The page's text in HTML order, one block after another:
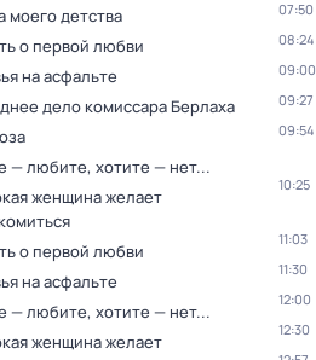
моего детства
о первой любви
на асфальте
дело комиссара Берлаха
— любите, хотите — нет...
женщина желает
о первой любви
на асфальте
— любите, хотите — нет...
женщина желает
07:50
08:24
09:00
09:27
09:54
10:25
11:03
11:30
12:00
12:30